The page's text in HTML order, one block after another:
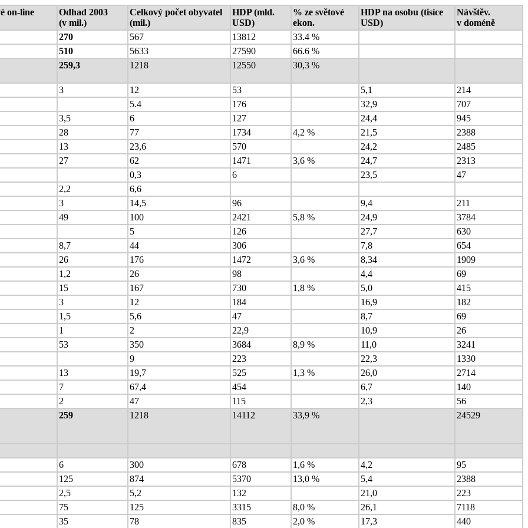
on-line
Odhad 2003
(v mil.)
Celkový počet obyvatel
(mil.)
HDP (mld.
USD)
% ze světové
ekon.
HDP na osobu (tisíce
USD)
Návštěv.
v doméně
270
567 13812
33.4 %
510
5633 27590
66.6 %
259,3
1218 12550 30,3 %
3 12 53 5,1
214
5.4
176 32,9
707
3,5
6 127 24,4
945
28
77 1734 4,2 % 21,5
2388
13
23,6 570 24,2
2485
27
62 1471 3,6 % 24,7
2313
0,3
6 23,5
47
2,2
6,6
3
14,5 96 9,4
211
49
100 2421 5,8 % 24,9
3784
5
126 27,7
630
8,7
44 306 7,8
654
26
176 1472 3,6 % 8,34
1909
1,2
26 98 4,4
69
15
167 730 1,8 % 5,0
415
3
12 184 16,9
182
1,5
5,6 47 8,7
69
1
2 22,9 10,9
26
53
350 3684 8,9 % 11,0
3241
9
223 22,3
1330
13
19,7 525 1,3 % 26,0
2714
7
67,4 454 6,7
140
2
47 115 2,3
56
259
1218 14112 33,9 % 24529
6 300 678 1,6 % 4,2
95
125
874 5370 13,0 % 5,4
2388
2,5
5,2 132 21,0
223
75
125 3315 8,0 % 26,1
7118
35
78 835 2,0 % 17,3 440